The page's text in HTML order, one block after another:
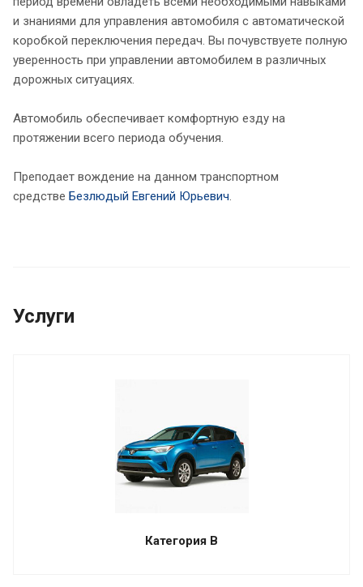
и знаниями для управления автомобиля с автоматической
коробкой переключения передач. Вы почувствуете полную
уверенность при управлении автомобилем в различных
дорожных ситуациях.
Автомобиль обеспечивает комфортную езду на
протяжении всего периода обучения.
Преподает вождение на данном транспортном
средстве Безлюдый Евгений Юрьевич.
Услуги
Категория B